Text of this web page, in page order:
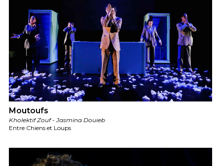
Moutoufs
Kholektif Zouf - Jasmina Douieb
Entre Chiens et Loups